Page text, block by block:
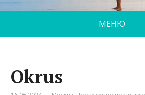
МЕНЮ
Okrus